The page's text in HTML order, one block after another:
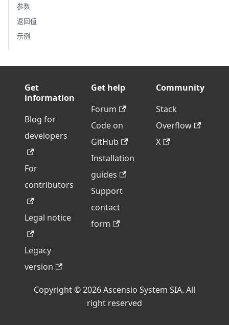
参数
返回值
示例
Get
information
Blog for
developers
For
contributors
Legal notice
Legacy
version
Get help
Forum
Code on
GitHub
Installation
guides
Support
contact
form
Community
Stack
Overflow
X
Copyright © 2026 Ascensio System SIA. All
right reserved